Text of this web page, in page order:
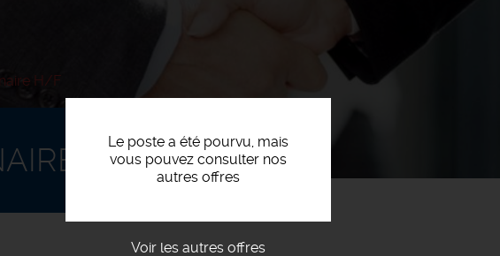
H/F
Le poste a été pourvu, mais
vous pouvez consulter nos
autres offres
Voir les autres offres
H/F